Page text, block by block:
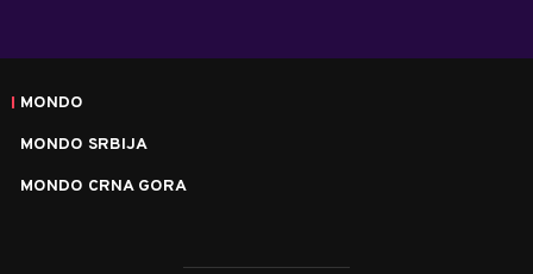
MONDO
MONDO SRBIJA
MONDO CRNA GORA